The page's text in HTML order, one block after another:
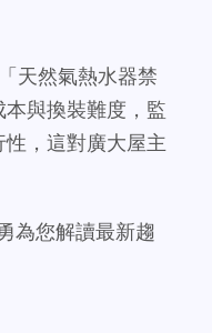
天然氣熱水器禁
與換裝難度，監
，這對廣大屋主
為您解讀最新趨